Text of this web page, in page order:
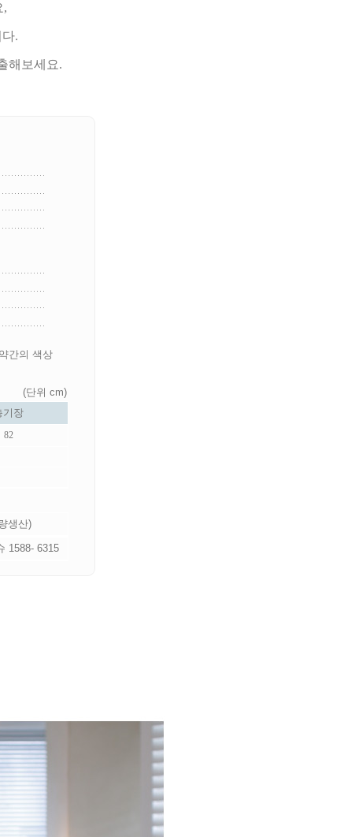
,
.
해보세요.
간의 색상
(단위 cm)
기장
82
생산)
1588- 6315